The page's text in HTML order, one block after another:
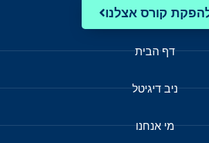
קורס אצלנו
דף הבית
ניב דיגיטל
מי אנחנו